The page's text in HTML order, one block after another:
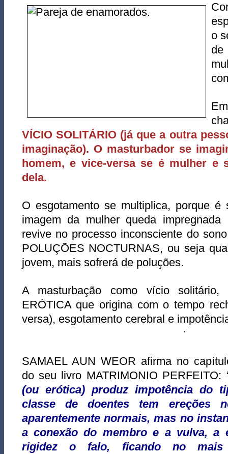
o
VÍCIO SOLITÁRIO (já que a outra
imaginação). O masturbador se
homem, e vice-versa se é mulher e
dela.
O esgotamento se multiplica, porque é
imagem da mulher queda
revive no processo inconsciente do
POLUÇÕES NOCTURNAS, ou seja
jovem, mais sofrerá de poluções.
A masturbação como vício solitário,
ERÓTICA que origina com o tempo
versa), esgotamento cerebral e
SAMAEL AUN WEOR afirma no
do seu livro MATRIMONIO PERFEITO:
(ou erótica) produz impotência do
classe de doentes tem ereções
aparentemente normais, mas no
a conexão do membro e a vulva, a
rigidez o falo, ficando no mais